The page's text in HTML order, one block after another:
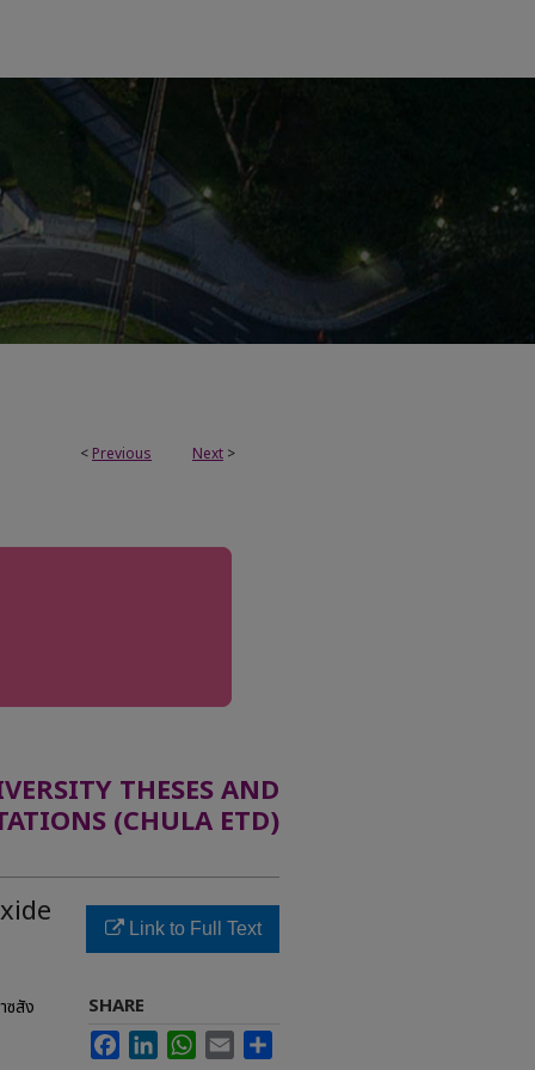
< Previous Next >
THESES AND
(CHULA ETD)
ซสัง
Link to Full Text
SHARE
FacebookLinkedInWhatsApp
Email